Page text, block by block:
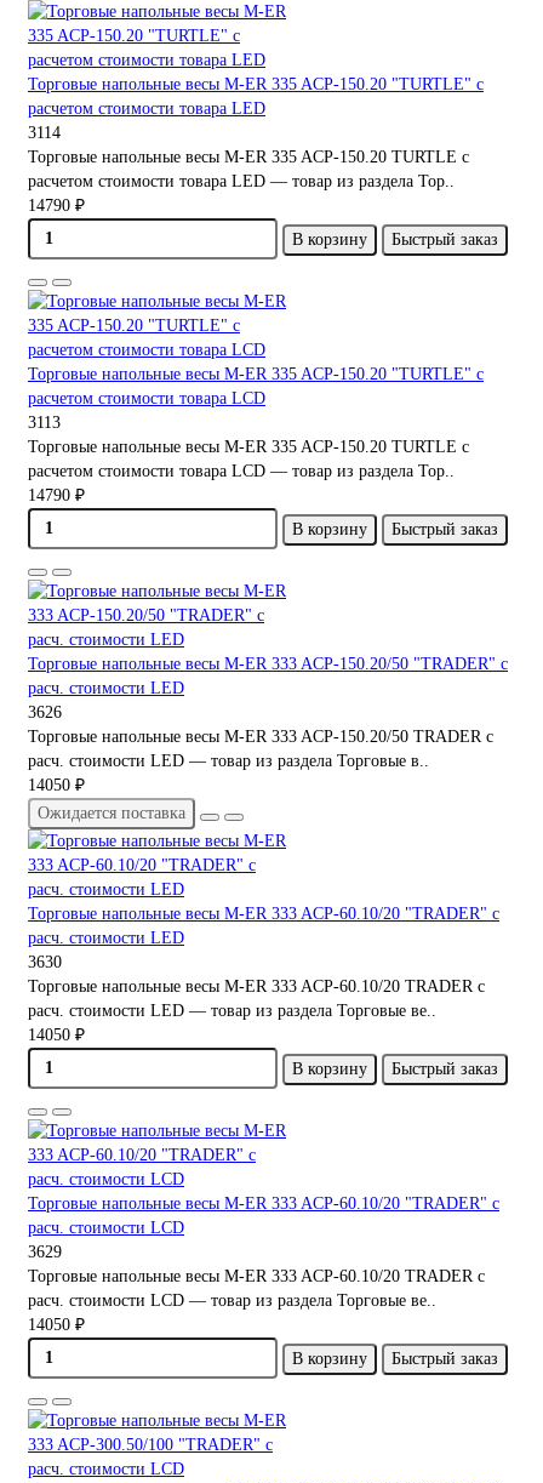
Торговые напольные весы M-ER 335 ACP-150.20 "TURTLE" с
расчетом стоимости товара LED
3114
Торговые напольные весы M-ER 335 ACP-150.20 TURTLE с
расчетом стоимости товара LED — товар из раздела Тор..
14790 ₽
В корзину
Быстрый заказ
Торговые напольные весы M-ER 335 ACP-150.20 "TURTLE" с
расчетом стоимости товара LCD
3113
Торговые напольные весы M-ER 335 ACP-150.20 TURTLE с
расчетом стоимости товара LCD — товар из раздела Тор..
14790 ₽
В корзину
Быстрый заказ
Торговые напольные весы M-ER 333 ACP-150.20/50 "TRADER" с
расч. стоимости LED
3626
Торговые напольные весы M-ER 333 ACP-150.20/50 TRADER с
расч. стоимости LED — товар из раздела Торговые в..
14050 ₽
Ожидается поставка
Торговые напольные весы M-ER 333 ACP-60.10/20 "TRADER" с
расч. стоимости LED
3630
Торговые напольные весы M-ER 333 ACP-60.10/20 TRADER с
расч. стоимости LED — товар из раздела Торговые ве..
14050 ₽
В корзину
Быстрый заказ
Торговые напольные весы M-ER 333 ACP-60.10/20 "TRADER" с
расч. стоимости LCD
3629
Торговые напольные весы M-ER 333 ACP-60.10/20 TRADER с
расч. стоимости LCD — товар из раздела Торговые ве..
14050 ₽
В корзину
Быстрый заказ